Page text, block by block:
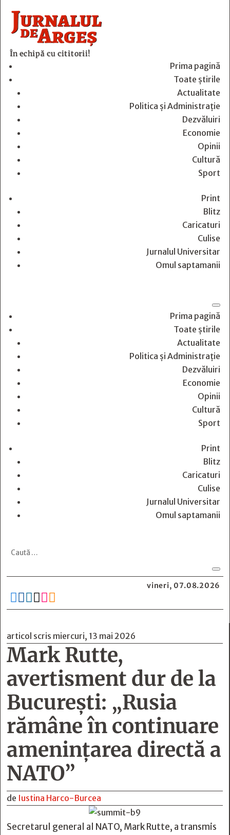
În echipă cu cititorii!
Prima pagină
Toate știrile
Actualitate
Politica și Administrație
Dezvăluiri
Economie
Opinii
Cultură
Sport
Print
Blitz
Caricaturi
Culise
Jurnalul Universitar
Omul saptamanii
Prima pagină
Toate știrile
Actualitate
Politica și Administrație
Dezvăluiri
Economie
Opinii
Cultură
Sport
Print
Blitz
Caricaturi
Culise
Jurnalul Universitar
Omul saptamanii
vineri, 07.08.2026
     
articol scris miercuri, 13 mai 2026
Mark Rutte,
avertisment dur de la
București: „Rusia
rămâne în continuare
amenințarea directă a
NATO”
de Iustina Harco-Burcea
Secretarul general al NATO, Mark Rutte, a transmis